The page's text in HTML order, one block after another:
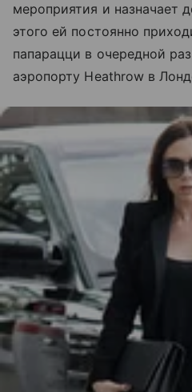
мероприятия и назначает
этого ей постоянно
папарацци в очередной
аэропорту Heathrow в